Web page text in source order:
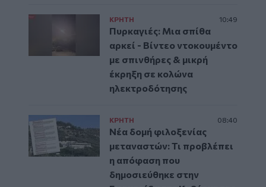
ΚΡΗΤΗ 10:49
Πυρκαγιές: Μια σπίθα
αρκεί - Βίντεο ντοκουμέντο
με σπινθήρες & μικρή
έκρηξη σε κολώνα
ηλεκτροδότησης
ΚΡΗΤΗ 08:40
Νέα δομή φιλοξενίας
μεταναστών: Τι προβλέπει
η απόφαση που
δημοσιεύθηκε στην